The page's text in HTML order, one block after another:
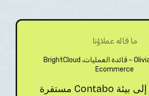
ما قاله عملاؤنا
Olivia Fernandez – قائدة العمليات، BrightCloud
Ecommerce
"كنا بحاجة إلى بيئة Contabo مستقرة